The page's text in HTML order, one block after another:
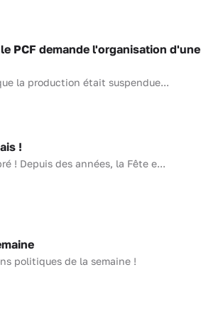
PCF demande l'organisation d'une
la production était suspendue...
!
! Depuis des années, la Fête e...
politiques de la semaine !